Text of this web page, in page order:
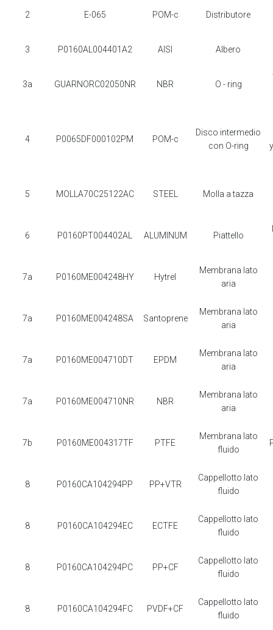
2 E-065 POM-c Distributore
3 P0160AL004401A2 AISI Albero
3a GUARNORC02050NR NBR O - ring
4 P0065DF000102PM POM-c
Disco intermedio
con O-ring
5 MOLLA70C25122AC STEEL Molla a tazza
6 P0160PT004402AL ALUMINUM Piattello
7a P0160ME004248HY Hytrel
Membrana lato
aria
7a P0160ME004248SA Santoprene
Membrana lato
aria
7a P0160ME004710DT EPDM
Membrana lato
aria
7a P0160ME004710NR NBR
Membrana lato
aria
7b P0160ME004317TF PTFE
Membrana lato
fluido
8 P0160CA104294PP PP+VTR
Cappellotto lato
fluido
8 P0160CA104294EC ECTFE
Cappellotto lato
fluido
8 P0160CA104294PC PP+CF
Cappellotto lato
fluido
8 P0160CA104294FC PVDF+CF
Cappellotto lato
fluido